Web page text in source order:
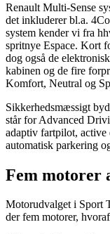
Renault Multi-Sense
det inkluderer bl.a.
system kender vi fra
spritnye Espace. Kort
dog også de
kabinen og de fire
Komfort, Neutral og
Sikkerhedsmæssigt
står for Advanced
adaptiv fartpilot, active
automatisk parkering
Fem motorer
Motorudvalget i Sport
der fem motorer,